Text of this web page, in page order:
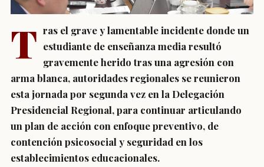
T ras el grave y lamentable incidente donde un
estudiante de enseñanza media resultó
gravemente herido tras una agresión con
arma blanca, autoridades regionales se reunieron
esta jornada por segunda vez en la Delegación
Presidencial Regional, para continuar articulando
un plan de acción con enfoque preventivo, de
contención psicosocial y seguridad en los
establecimientos educacionales.